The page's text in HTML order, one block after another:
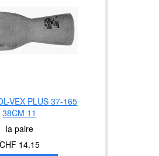
VEX PLUS 37-165
38CM 11
la paire
CHF 14.15